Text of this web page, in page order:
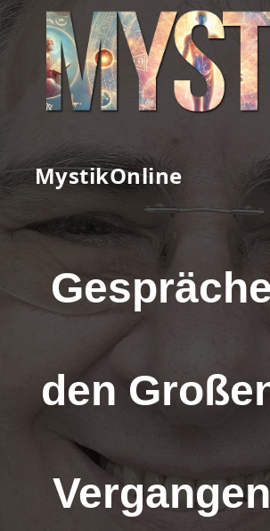
MystikOnline
den